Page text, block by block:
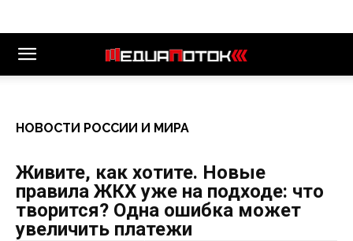
НОВОСТИ РОССИИ И МИРА
Живите, как хотите. Новые
правила ЖКХ уже на подходе: что
творится? Одна ошибка может
увеличить платежи